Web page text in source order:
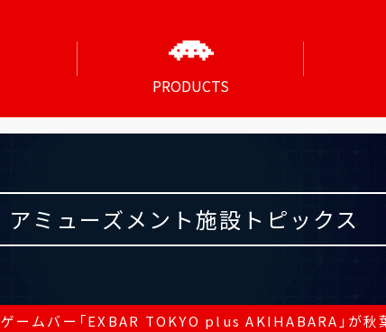
PRODUCTS
アミューズメント施設トピックス
ームバー「EXBAR TOKYO plus AKIHABARA」が秋